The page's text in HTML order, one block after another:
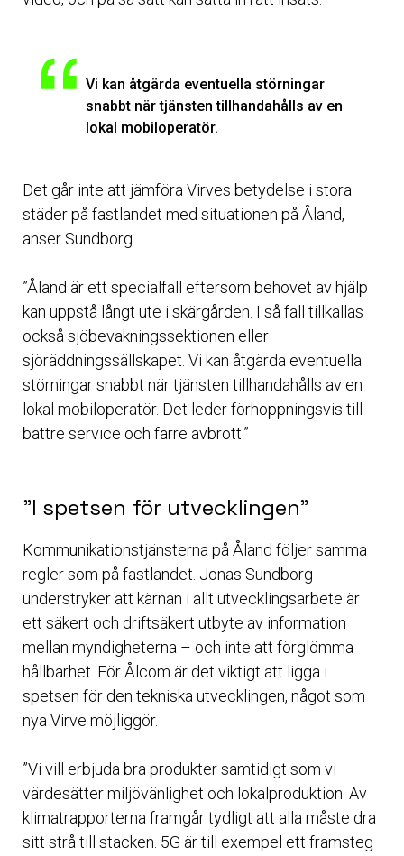
Vi kan åtgärda eventuella störningar
snabbt när tjänsten tillhandahålls av en
lokal mobiloperatör.
Det går inte att jämföra Virves betydelse i stora
städer på fastlandet med situationen på Åland,
anser Sundborg.
”Åland är ett specialfall eftersom behovet av hjälp
kan uppstå långt ute i skärgården. I så fall tillkallas
också sjöbevakningssektionen eller
sjöräddningssällskapet. Vi kan åtgärda eventuella
störningar snabbt när tjänsten tillhandahålls av en
lokal mobiloperatör. Det leder förhoppningsvis till
bättre service och färre avbrott.”
”I spetsen för utvecklingen”
Kommunikationstjänsterna på Åland följer samma
regler som på fastlandet. Jonas Sundborg
understryker att kärnan i allt utvecklingsarbete är
ett säkert och driftsäkert utbyte av information
mellan myndigheterna – och inte att förglömma
hållbarhet. För Ålcom är det viktigt att ligga i
spetsen för den tekniska utvecklingen, något som
nya Virve möjliggör.
”Vi vill erbjuda bra produkter samtidigt som vi
värdesätter miljövänlighet och lokalproduktion. Av
klimatrapporterna framgår tydligt att alla måste dra
sitt strå till stacken. 5G är till exempel ett framsteg